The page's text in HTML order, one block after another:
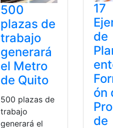
500
plazas de
trabajo
generará
el Metro
de Quito
500 plazas de
trabajo
generará el
17
de
ón
de